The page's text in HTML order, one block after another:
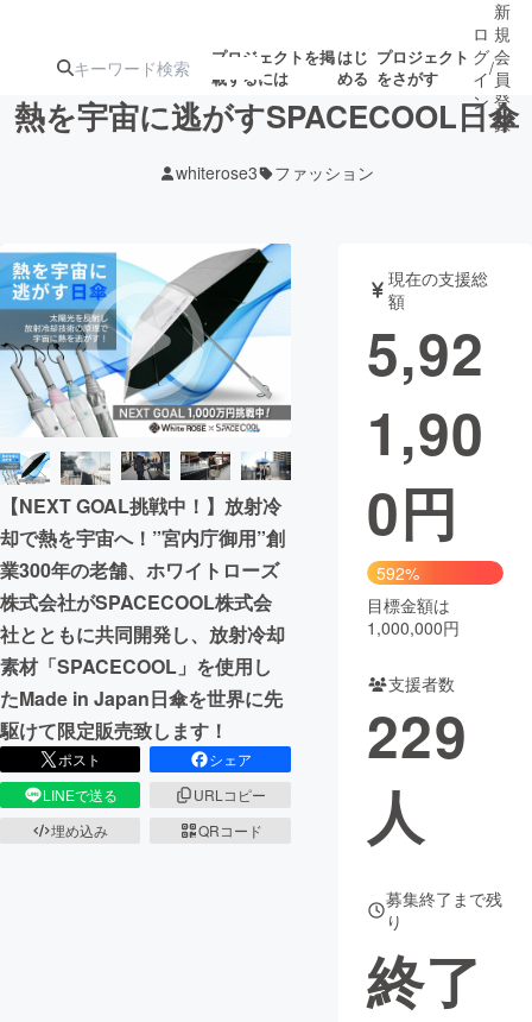
プロジェクトを掲
載するには
はじ
める
プロジェクト
をさがす
アート・写真
テクノロジー・ガジェット ゲーム・サ
映像・映画 書籍・雑誌
ビジネス・起業 チャレンジ
まちづくり・地域活性化
CAMPFIRE for Social Good
CAMPFIREふるさと納税machi-ya コミュニティ
ロ
グ
イ
ン
/
新
規
会
員
登
録
熱を宇宙に逃がすSPACECOOL日傘
whiterose3 ファッション
【NEXT GOAL挑戦中！】放射冷
却で熱を宇宙へ！”宮内庁御用”創
業300年の老舗、ホワイトローズ
株式会社がSPACECOOL株式会
社とともに共同開発し、放射冷却
素材「SPACECOOL」を使用し
たMade in Japan日傘を世界に先
駆けて限定販売致します！
ポスト
シェア
LINEで送る
URLコピー
埋め込み
QRコード
現在の支援総
額
5,92
1,90
0円
592%
目標金額は
1,000,000円
支援者数
229
人
募集終了まで残
り
終了